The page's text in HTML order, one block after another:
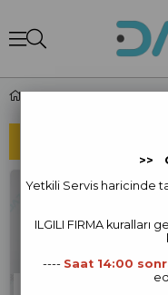
FJD AG1 Yedek Parça
>>
Yetkili Servis haricinde
ILGILI FIRMA kuralları
---- Saat 14:00